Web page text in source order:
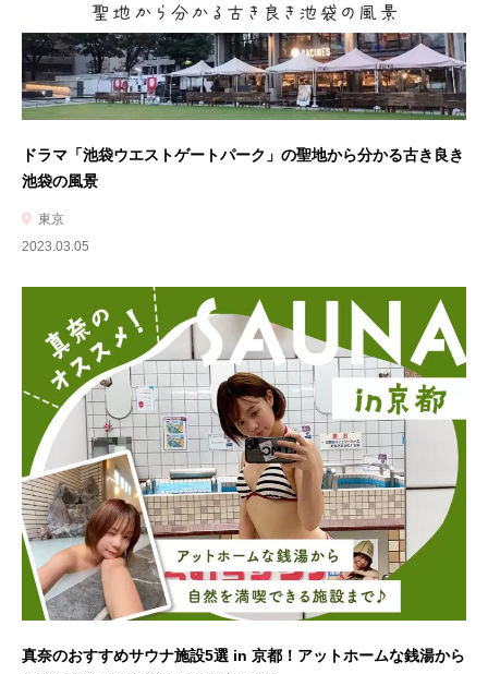
ドラマ「池袋ウエストゲートパーク」の聖地から分かる古き良き
池袋の風景
東京
2023.03.05
真奈のおすすめサウナ施設5選 in 京都！アットホームな銭湯から